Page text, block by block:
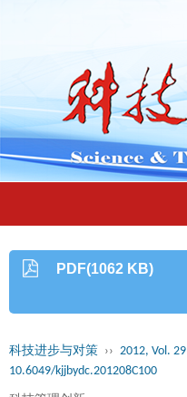
PDF(1062 KB)
科技进步与对策 ›› 2012, Vol. 29
10.6049/kjjbydc.201208C100